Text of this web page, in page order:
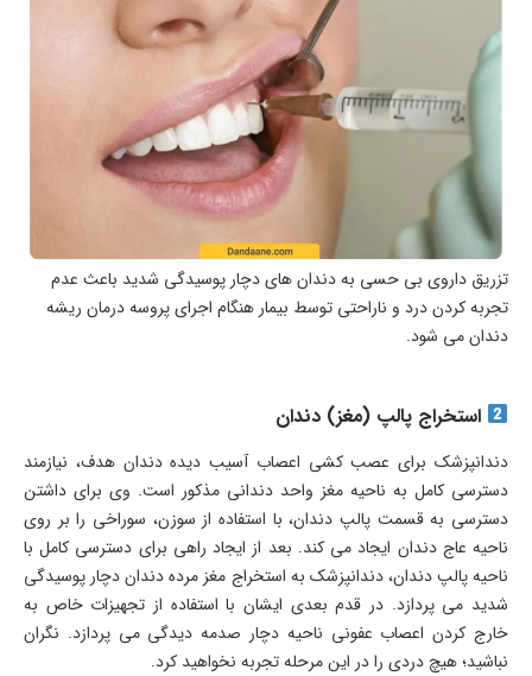
تزریق داروی بی حسی به دندان های دچار پوسیدگی شدید باعث عدم
تجربه کردن درد و ناراحتی توسط بیمار هنگام اجرای پروسه درمان ریشه
دندان می شود.
استخراج پالپ (مغز) دندان
دندانپزشک برای عصب کشی اعصاب آسیب دیده دندان هدف، نیازمند
دسترسی کامل به ناحیه مغز واحد دندانی مذکور است. وی برای داشتن
دسترسی به قسمت پالپ دندان، با استفاده از سوزن، سوراخی را بر روی
ناحیه عاج دندان ایجاد می کند. بعد از ایجاد راهی برای دسترسی کامل با
ناحیه پالپ دندان، دندانپزشک به استخراج مغز مرده دندان دچار پوسیدگی
شدید می پردازد. در قدم بعدی ایشان با استفاده از تجهیزات خاص به
خارج کردن اعصاب عفونی ناحیه دچار صدمه دیدگی می پردازد. نگران
نباشید؛ هیچ دردی را در این مرحله تجربه نخواهید کرد.